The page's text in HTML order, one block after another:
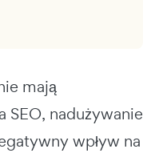
mają
SEO, nadużywanie
wpływ na